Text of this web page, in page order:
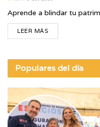
Aprende a blindar tu
LEER MÁS
Populares del día